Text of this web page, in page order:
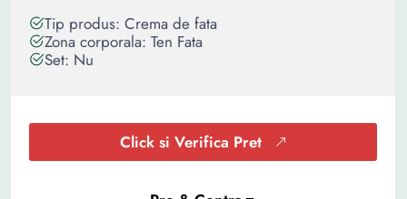
Tip produs: Crema de fata
Zona corporala: Ten Fata
Set: Nu
Click si Verifica Pret